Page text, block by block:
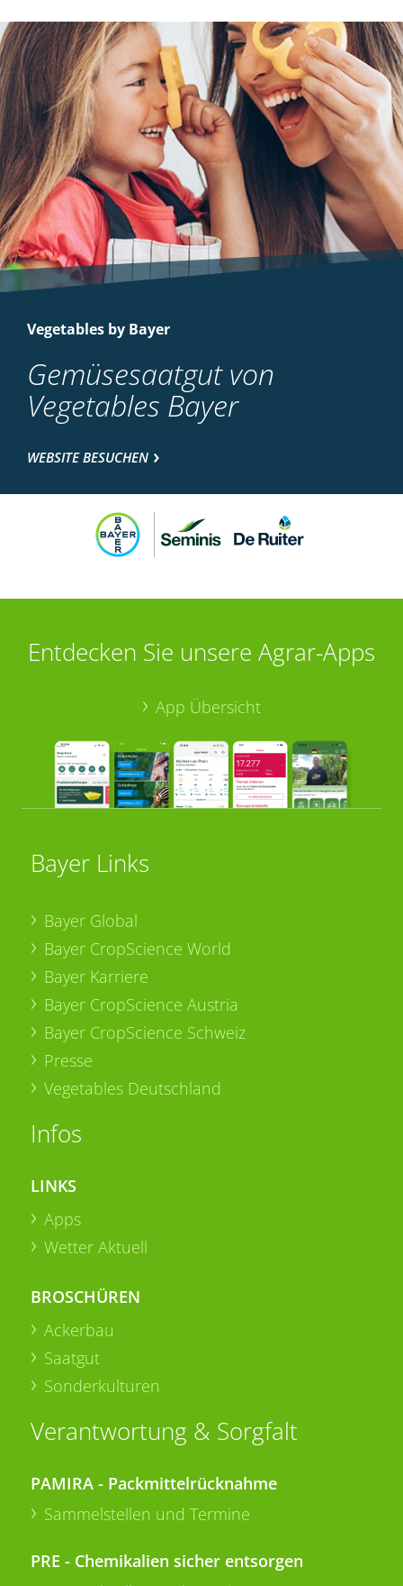
Vegetables by Bayer
Gemüsesaatgut von
Vegetables Bayer
WEBSITE BESUCHEN
Entdecken Sie unsere Agrar-Apps
App Übersicht
Bayer Links
Bayer Global
Bayer CropScience World
Bayer Karriere
Bayer CropScience Austria
Bayer CropScience Schweiz
Presse
Vegetables Deutschland
Infos
LINKS
Apps
Wetter Aktuell
BROSCHÜREN
Ackerbau
Saatgut
Sonderkulturen
Verantwortung & Sorgfalt
PAMIRA - Packmittelrücknahme
Sammelstellen und Termine
PRE - Chemikalien sicher entsorgen